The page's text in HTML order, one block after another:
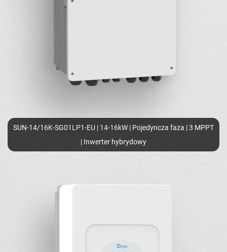
SUN-14/16K-SG01LP1-EU | 14-16kW | Pojedyncza faza | 3 MPPT
| Inwerter hybrydowy